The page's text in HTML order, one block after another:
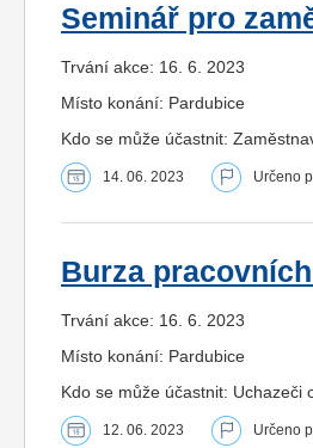
Seminář pro
Trvání akce: 16. 6. 2023
Místo konání: Pardubice
Kdo se může účastnit:
14. 06. 2023 Určeno
Burza
Trvání akce: 16. 6. 2023
Místo konání: Pardubice
Kdo se může účastnit: Uchazeči
12. 06. 2023 Určeno